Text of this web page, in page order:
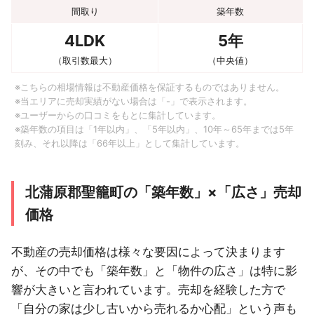
間取り 築年数
4LDK
（取引数最大）
5年
（中央値）
※こちらの相場情報は不動産価格を保証するものではありません。
※当エリアに売却実績がない場合は「-」で表示されます。
※ユーザーからの口コミをもとに集計しています。
※築年数の項目は「1年以内」、「5年以内」、10年～65年までは5年
刻み、それ以降は「66年以上」として集計しています。
北蒲原郡聖籠町の「築年数」×「広さ」売却
価格
不動産の売却価格は様々な要因によって決まります
が、その中でも「築年数」と「物件の広さ」は特に影
響が大きいと言われています。売却を経験した方で
「自分の家は少し古いから売れるか心配」という声も